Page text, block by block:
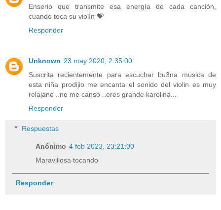
Enserio que transmite esa energía de cada canción,
cuando toca su violín 💝
Responder
Unknown 23 may 2020, 2:35:00
Suscrita recientemente para escuchar bu3na musica de
esta niña prodijio me encanta el sonido del violin es muy
relajane ..no me canso ..eres grande karolina...
Responder
Respuestas
Anónimo 4 feb 2023, 23:21:00
Maravillosa tocando
Responder